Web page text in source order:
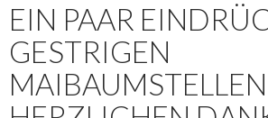
EIN PAAR
GESTRIGEN